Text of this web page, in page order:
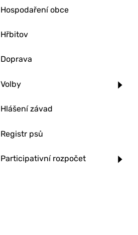
Hospodaření obce
Hřbitov
Doprava
Volby
Hlášení závad
Registr psů
Participativní rozpočet